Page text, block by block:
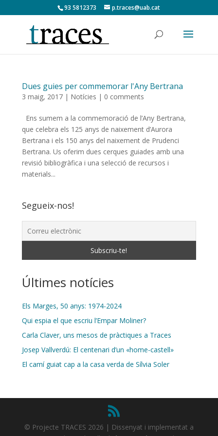
93 5812373 p.traces@uab.cat
Dues guies per commemorar l'Any Bertrana
3 maig, 2017| Notícies | 0 comments
Ens sumem a la commemoració de l’Any Bertrana,
que celebra els 125 anys de naixement d’Aurora
Bertrana i els 150 anys del naixement de Prudenci
Bertrana. Us oferim dues cerques guiades amb una
revisió bibliogràfica i una selecció de recursos i
materials...
Segueix-nos!
Últimes notícies
Els Marges, 50 anys: 1974-2024
Qui espia el que escriu l’Empar Moliner?
Carla Claver, uns mesos de pràctiques a Traces
Josep Vallverdú: El centenari d’un «home-castell»
El camí guiat cap a la casa verda de Sílvia Soler
© Projecte TRACES 2026 | Dissenyat i implementat a